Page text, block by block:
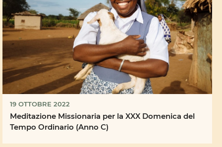
19 OTTOBRE 2022
Meditazione Missionaria per la XXX Domenica del
Tempo Ordinario (Anno C)